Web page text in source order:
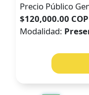
Precio Público
$120,000.00 COP
Modalidad: